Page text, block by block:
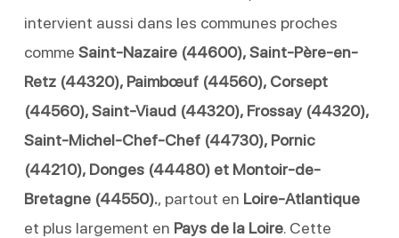
intervient aussi dans les communes proches
comme Saint-Nazaire (44600), Saint-Père-en-
Retz (44320), Paimbœuf (44560), Corsept
(44560), Saint-Viaud (44320), Frossay (44320),
Saint-Michel-Chef-Chef (44730), Pornic
(44210), Donges (44480) et Montoir-de-
Bretagne (44550)., partout en Loire-Atlantique
et plus largement en Pays de la Loire. Cette